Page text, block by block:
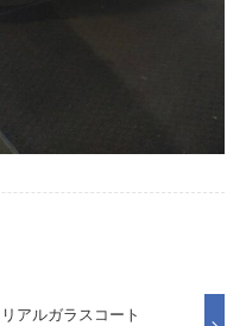
リアルガラスコート